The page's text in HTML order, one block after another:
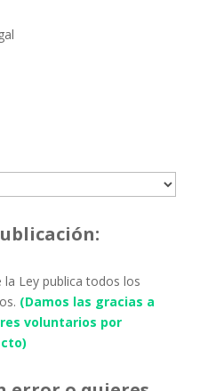
Ley publica todos los
(Damos las gracias a
voluntarios por